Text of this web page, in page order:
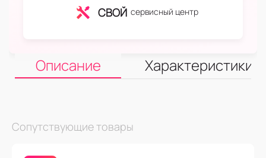
СВОЙ сервисный центр
Описание Характеристики
Сопутствующие товары